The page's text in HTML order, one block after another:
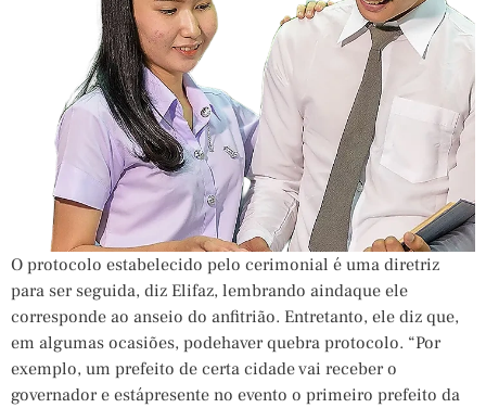
O protocolo estabelecido pelo cerimonial é uma diretriz
para ser seguida, diz Elifaz, lembrando aindaque ele
corresponde ao anseio do anfitrião. Entretanto, ele diz que,
em algumas ocasiões, podehaver quebra protocolo. “Por
exemplo, um prefeito de certa cidade vai receber o
governador e estápresente no evento o primeiro prefeito da